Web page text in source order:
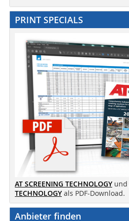
PRINT SPECIALS
AT SCREENING TECHNOLOGY und
TECHNOLOGY als PDF-Download.
Anbieter finden